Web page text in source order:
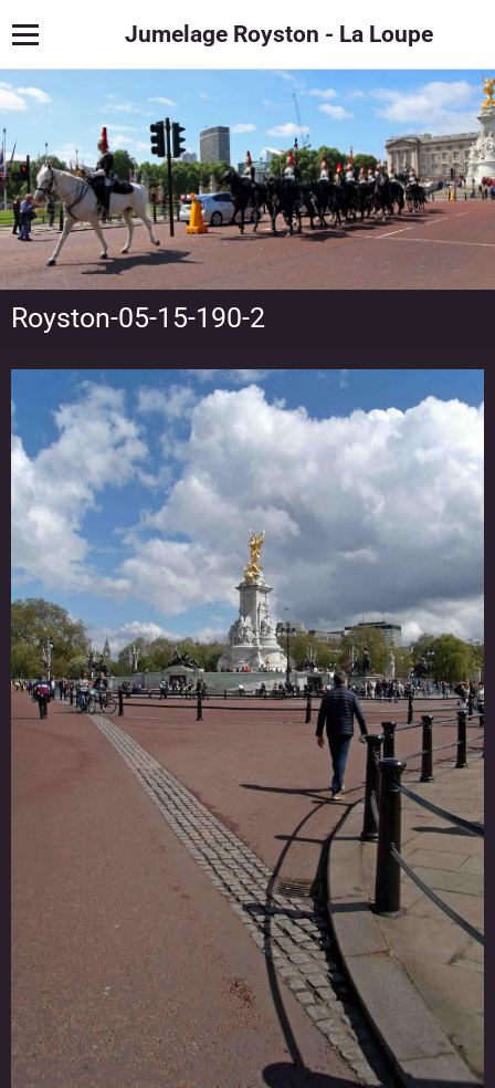
Jumelage Royston - La Loupe
Royston-05-15-190-2